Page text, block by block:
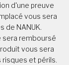
d'une preuve
vous sera
de NANUK.
sera remboursé
vous sera
risques et périls.